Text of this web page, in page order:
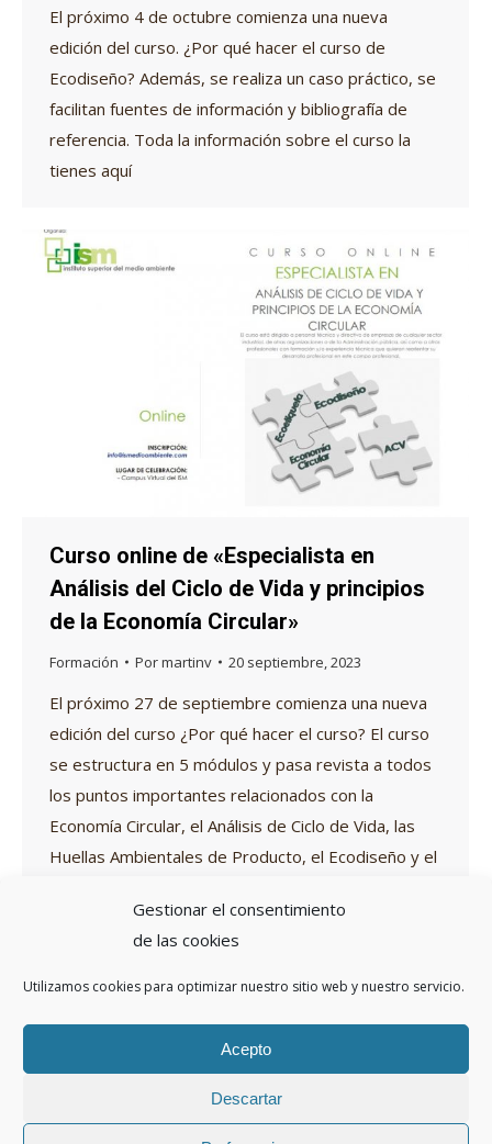
Gestionar el consentimiento
de las cookies
Utilizamos cookies para optimizar nuestro sitio web y nuestro servicio.
Acepto
Descartar
El próximo 4 de octubre comienza una nueva
edición del curso. ¿Por qué hacer el curso de
Ecodiseño? Además, se realiza un caso práctico, se
facilitan fuentes de información y bibliografía de
referencia. Toda la información sobre el curso la
tienes aquí
Curso online de «Especialista en
Análisis del Ciclo de Vida y principios
de la Economía Circular»
Formación Pormartinv 20 septiembre, 2023
El próximo 27 de septiembre comienza una nueva
edición del curso ¿Por qué hacer el curso? El curso
se estructura en 5 módulos y pasa revista a todos
los puntos importantes relacionados con la
Economía Circular, el Análisis de Ciclo de Vida, las
Huellas Ambientales de Producto, el Ecodiseño y el
← 1 … 7 8 9 10 11 …
31
→